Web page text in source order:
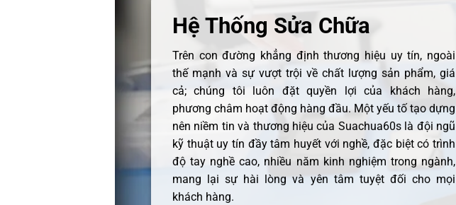
Hệ Thống Sửa Chữa
Trên con đường khẳng định thương hiệu uy tín, ngoài
thế mạnh và sự vượt trội về chất lượng sản phẩm, giá
cả; chúng tôi luôn đặt quyền lợi của khách hàng,
phương châm hoạt động hàng đầu. Một yếu tố tạo dựng
nên niềm tin và thương hiệu của Suachua60s là đội ngũ
kỹ thuật uy tín đầy tâm huyết với nghề, đặc biệt có trình
độ tay nghề cao, nhiều năm kinh nghiệm trong ngành,
mang lại sự hài lòng và yên tâm tuyệt đối cho mọi
khách hàng.